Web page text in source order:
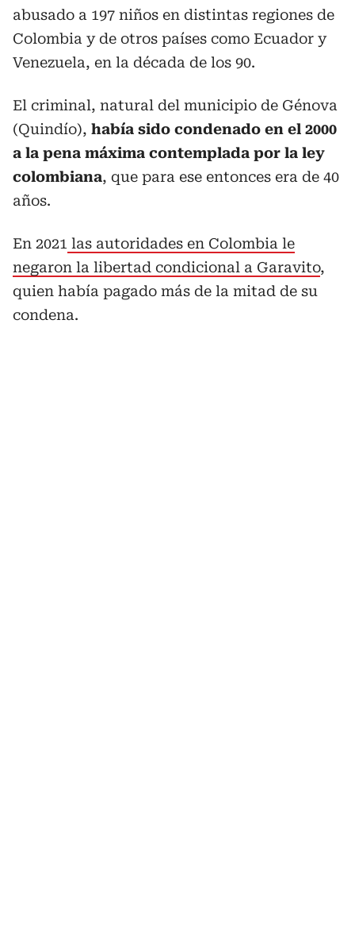
abusado a 197 niños en distintas regiones de
Colombia y de otros países como Ecuador y
Venezuela, en la década de los 90.
El criminal, natural del municipio de Génova
(Quindío), había sido condenado en el 2000
a la pena máxima contemplada por la ley
colombiana, que para ese entonces era de 40
años.
En 2021 las autoridades en Colombia le
negaron la libertad condicional a Garavito,
quien había pagado más de la mitad de su
condena.